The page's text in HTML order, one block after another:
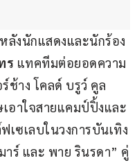
ลังนักแสดงและนักร้อง
ร แทคทีมต่อยอดความ
ช้าง โคลด์ บรูว์ คูล
อาใจสายแคมป์ปิ้งและ
ซเลบในวงการบันเทิง
ร์ และ พาย รินรดา” คู่